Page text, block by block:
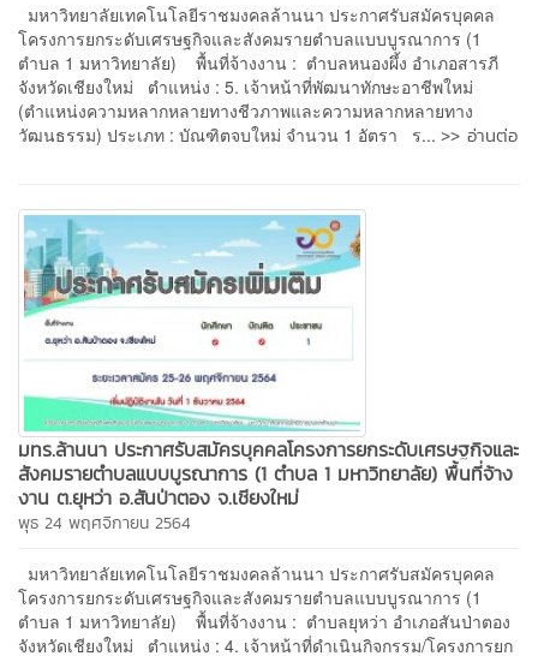
มหาวิทยาลัยเทคโนโลยีราชมงคลล้านนา ประกาศรับสมัครบุคคล
โครงการยกระดับเศรษฐกิจและสังคมรายตำบลแบบบูรณาการ (1
ตำบล 1 มหาวิทยาลัย) พื้นที่จ้างงาน : ตำบลหนองผึ้ง อำเภอสารภี
จังหวัดเชียงใหม่ ตำแหน่ง : 5. เจ้าหน้าที่พัฒนาทักษะอาชีพใหม่
(ตำแหน่งความหลากหลายทางชีวภาพและความหลากหลายทาง
วัฒนธรรม) ประเภท : บัณฑิตจบใหม่ จำนวน 1 อัตรา ร... >> อ่านต่อ
มทร.ล้านนา ประกาศรับสมัครบุคคลโครงการยกระดับเศรษฐกิจและ
สังคมรายตำบลแบบบูรณาการ (1 ตำบล 1 มหาวิทยาลัย) พื้นที่จ้าง
งาน ต.ยุหว่า อ.สันป่าตอง จ.เชียงใหม่
พุธ 24 พฤศจิกายน 2564
มหาวิทยาลัยเทคโนโลยีราชมงคลล้านนา ประกาศรับสมัครบุคคล
โครงการยกระดับเศรษฐกิจและสังคมรายตำบลแบบบูรณาการ (1
ตำบล 1 มหาวิทยาลัย) พื้นที่จ้างงาน : ตำบลยุหว่า อำเภอสันป่าตอง
จังหวัดเชียงใหม่ ตำแหน่ง : 4. เจ้าหน้าที่ดำเนินกิจกรรม/โครงการยก